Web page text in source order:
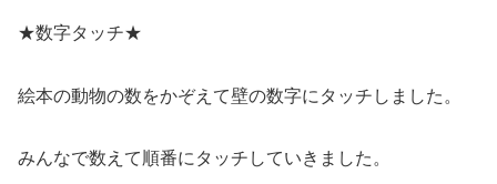
★数字タッチ★
絵本の動物の数をかぞえて壁の数字にタッチしました。
みんなで数えて順番にタッチしていきました。